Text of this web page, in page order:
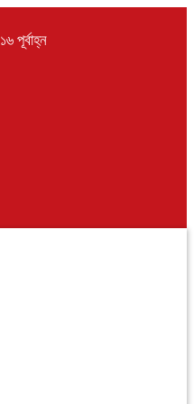
পূর্বাহ্ন